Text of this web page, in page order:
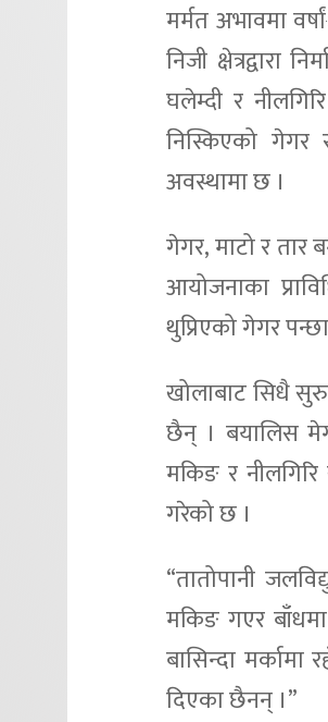
मर्मत अभावमा
निजी
घलेम्दी र
निस्किएको गेगर
अवस्थामा छ ।
गेगर, माटो र तार
आयोजनाका
थुप्रिएको गेगर
खोलाबाट सिधै
छैन् । बयालिस
मकिङ र नीलगिरि
गरेको छ ।
“तातोपानी
मकिङ गएर बाँधमा
बासिन्दा
दिएका छैनन् ।”